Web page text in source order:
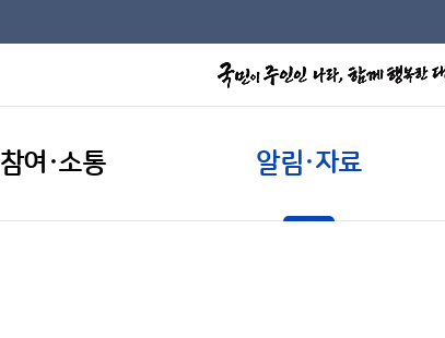
참여·소통 알림·자료